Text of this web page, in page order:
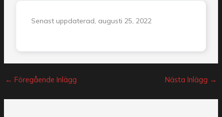
Senast uppdaterad, augusti 25, 2022
← Föregående Inlägg Nästa Inlägg →